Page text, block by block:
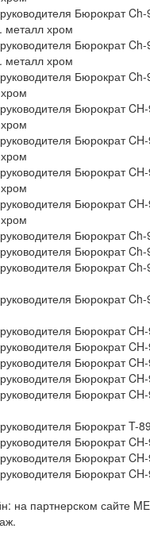
Бюрократ
металл хром
Бюрократ
металл хром
Бюрократ
Бюрократ
Бюрократ
Бюрократ
Бюрократ
Бюрократ
Бюрократ
Бюрократ
Бюрократ
Бюрократ
Бюрократ
Бюрократ
Бюрократ
Бюрократ
Бюрократ T-
Бюрократ
Бюрократ
Бюрократ
на партнерском сайте